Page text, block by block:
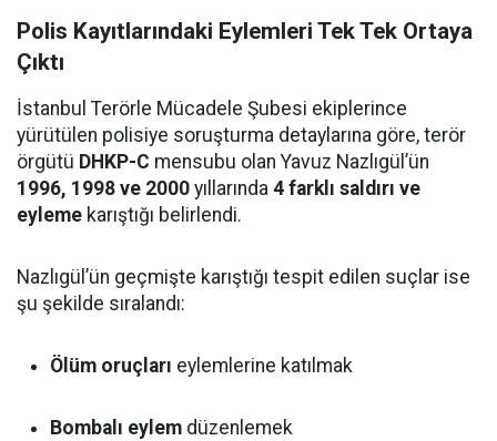
Polis Kayıtlarındaki Eylemleri Tek Tek Ortaya
Çıktı
İstanbul Terörle Mücadele Şubesi ekiplerince
yürütülen polisiye soruşturma detaylarına göre, terör
örgütü DHKP-C mensubu olan Yavuz Nazlıgül’ün
1996, 1998 ve 2000 yıllarında 4 farklı saldırı ve
eyleme karıştığı belirlendi.
Nazlıgül’ün geçmişte karıştığı tespit edilen suçlar ise
şu şekilde sıralandı:
Ölüm oruçları eylemlerine katılmak
Bombalı eylem düzenlemek